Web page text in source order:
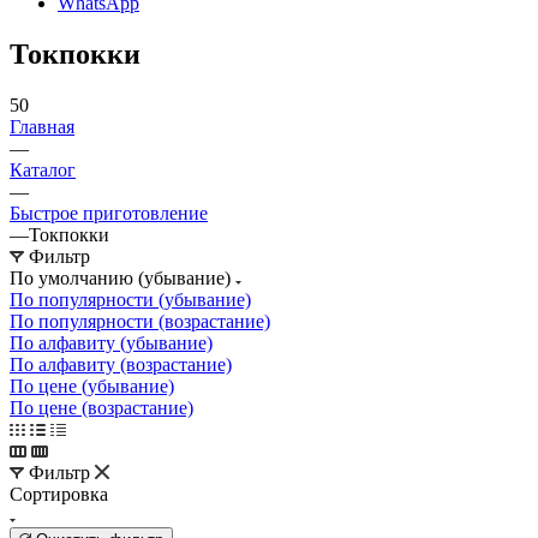
Токпокки
50
Главная
—
Каталог
—
Быстрое приготовление
—Токпокки
Фильтр
По умолчанию (убывание)
По популярности (убывание)
По популярности (возрастание)
По алфавиту (убывание)
По алфавиту (возрастание)
По цене (убывание)
По цене (возрастание)
Фильтр
Сортировка